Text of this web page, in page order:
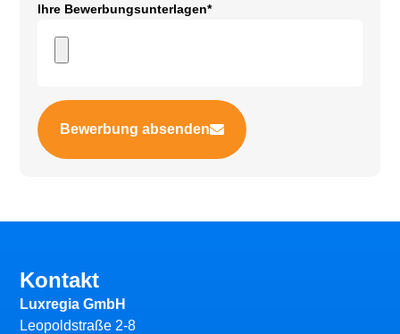
Ihre Bewerbungsunterlagen*
Bewerbung absenden
Kontakt
Luxregia GmbH
Leopoldstraße 2-8